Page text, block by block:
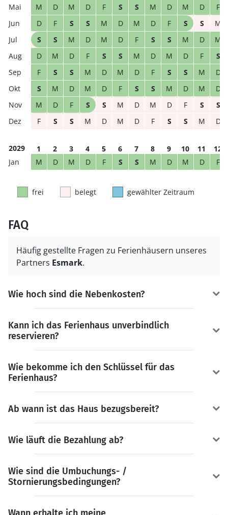
M D M D F S S M D M D
F
D
F S S M D M D F S S
M
S
S M D M D F S S M D
M
D
M D F S S M D M D F
S
F
S S M D M D F S S M
D
S
M D M D F S S M D M
D
M
D F S S M D M D F S
S
F
S S M D M D F S S M D
2029 1 2 3 4 5 6 7 8 9 10 11
12
M
D M D F S S M D M D F
frei belegt gewählter Zeitraum
FAQ
Häufig gestellte Fragen zu Ferienhäusern unseres
Partners Esmark.
Wie hoch sind die Nebenkosten?
Kann ich das Ferienhaus unverbindlich
reservieren?
Wie bekomme ich den Schlüssel für das
Ferienhaus?
Ab wann ist das Haus bezugsbereit?
Wie läuft die Bezahlung ab?
Wie sind die Umbuchungs- /
Stornierungsbedingungen?